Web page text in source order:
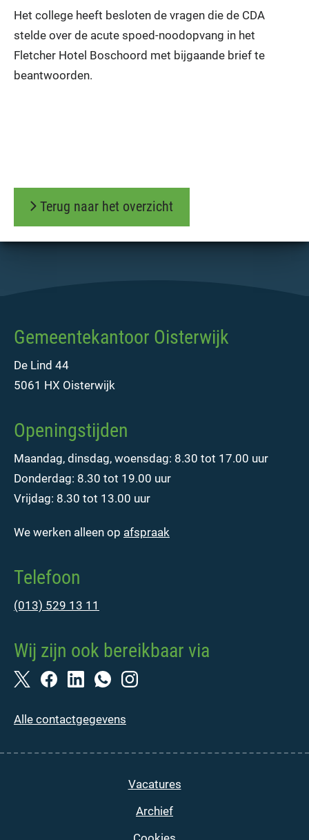
Het college heeft besloten de vragen die de CDA
stelde over de acute spoed-noodopvang in het
Fletcher Hotel Boschoord met bijgaande brief te
beantwoorden.
Terug naar het overzicht
Gemeentekantoor Oisterwijk
De Lind 44
5061 HX Oisterwijk
Openingstijden
Maandag, dinsdag, woensdag: 8.30 tot 17.00 uur
Donderdag: 8.30 tot 19.00 uur
Vrijdag: 8.30 tot 13.00 uur
We werken alleen op afspraak
Telefoon
(013) 529 13 11
Wij zijn ook bereikbaar via
Alle contactgegevens
Vacatures
Archief